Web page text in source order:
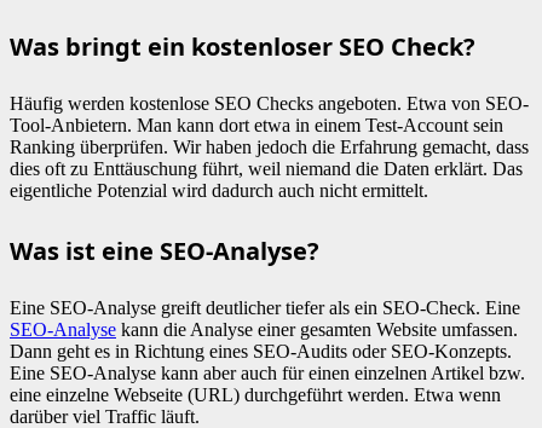
Was bringt ein kostenloser SEO Check?
Häufig werden kostenlose SEO Checks angeboten. Etwa von SEO-
Tool-Anbietern. Man kann dort etwa in einem Test-Account sein
Ranking überprüfen. Wir haben jedoch die Erfahrung gemacht, dass
dies oft zu Enttäuschung führt, weil niemand die Daten erklärt. Das
eigentliche Potenzial wird dadurch auch nicht ermittelt.
Was ist eine SEO-Analyse?
Eine SEO-Analyse greift deutlicher tiefer als ein SEO-Check. Eine
SEO-Analyse kann die Analyse einer gesamten Website umfassen.
Dann geht es in Richtung eines SEO-Audits oder SEO-Konzepts.
Eine SEO-Analyse kann aber auch für einen einzelnen Artikel bzw.
eine einzelne Webseite (URL) durchgeführt werden. Etwa wenn
darüber viel Traffic läuft.